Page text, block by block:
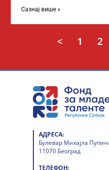
Сазнај више »
< 1 2
АДРЕСА:
Булевар Михајла
11070 Београд
ТЕЛЕФОН: